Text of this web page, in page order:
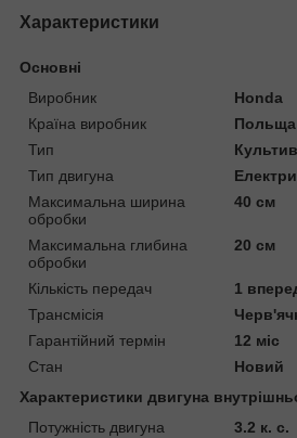
Характеристики
Основні
Виробник
Honda
Країна виробник
Польща
Тип
Тип двигуна
Максимальна ширина
обробки
40 см
Максимальна глибина
обробки
20 см
Кількість передач
1
Трансмісія
Гарантійний термін
12 міс
Стан
Новий
Характеристики двигуна
Потужність двигуна
3.2 к. с.